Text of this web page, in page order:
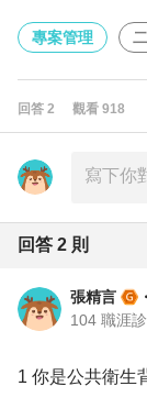
專案管理
回答 2 觀看 918
回答 2 則
張精言 ・
104 職涯
1 你是公共衛生